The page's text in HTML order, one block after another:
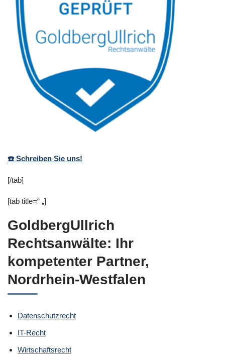
☎️ Schreiben Sie uns!
[/tab]
[tab title=“ „]
GoldbergUllrich
Rechtsanwälte: Ihr
kompetenter Partner,
Nordrhein-Westfalen
Datenschutzrecht
IT-Recht
Wirtschaftsrecht